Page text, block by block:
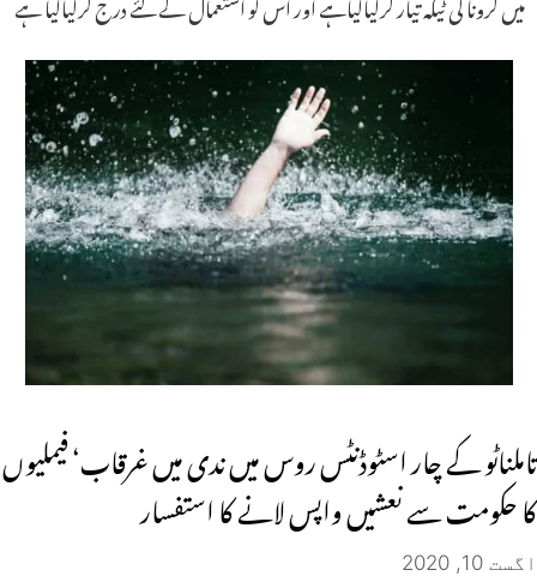
تاملناٹو کے چار اسٹوڈنٹس روس میں ندی میں غرقاب‘ فیملیوں
کا حکومت سے نعشیں واپس لانے کا استفسار
اگست 10, 2020